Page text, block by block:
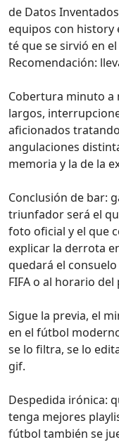
de Datos
equipos con history
té que se sirvió en
Recomendación:
Cobertura minuto a
largos,
aficionados
angulaciones
memoria y la de la
Conclusión de bar:
triunfador será el
foto oficial y el que
explicar la derrota
quedará el
FIFA o al horario
Sigue la previa, el
en el fútbol
se lo filtra, se lo
gif.
Despedida irónica:
tenga mejores
fútbol también se